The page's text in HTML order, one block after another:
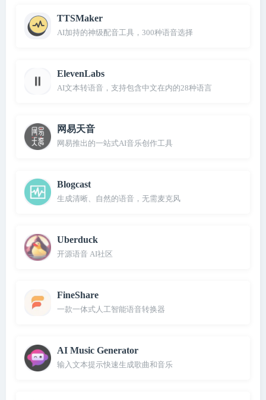
TTSMaker
AI加持的神级配音工具，300种语音选择
ElevenLabs
AI文本转语音，支持包含中文在内的28种语言
网易天音
网易推出的一站式AI音乐创作工具
Blogcast
生成清晰、自然的语音，无需麦克风
Uberduck
开源语音 AI社区
FineShare
一款一体式人工智能语音转换器
AI Music Generator
输入文本提示快速生成歌曲和音乐